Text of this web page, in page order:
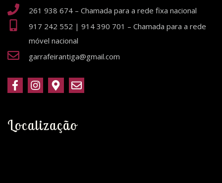
261 938 674 – Chamada para a rede fixa nacional
917 242 552 | 914 390 701 – Chamada para a rede
móvel nacional
garrafeirantiga@gmail.com
Localização